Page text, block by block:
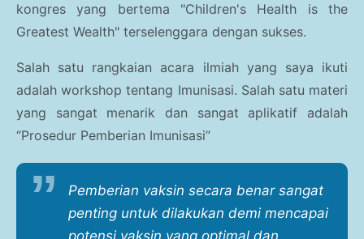
kongres yang bertema "Children's Health is the
Greatest Wealth" terselenggara dengan sukses.
Salah satu rangkaian acara ilmiah yang saya ikuti
adalah workshop tentang Imunisasi. Salah satu materi
yang sangat menarik dan sangat aplikatif adalah
“Prosedur Pemberian Imunisasi”
Pemberian vaksin secara benar sangat
penting untuk dilakukan demi mencapai
potensi vaksin yang optimal dan